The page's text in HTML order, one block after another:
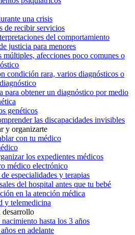
una crisis
de recibir servicios
del comportamiento
justicia para menores
múltiples, afecciones poco comunes o
condición rara, varios diagnósticos o
para obtener un diagnóstico por medio
genéticos
las discapacidades invisibles
y organizarte
con tu médico
los expedientes médicos
médico electrónico
especialidades y terapias
del hospital antes que tu bebé
en la atención médica
y telemedicina
desarrollo
hasta los 3 años
en adelante